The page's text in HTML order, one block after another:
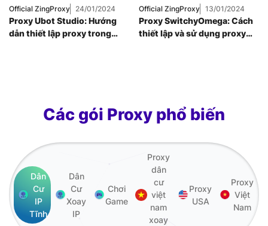
Nam,
Uncategorized
Official ZingProxy 24/01/2024
Proxy Ubot Studio: Hướng
dẫn thiết lập proxy trong
Nam,
Uncategorized
Official ZingProxy 13/01/2024
Proxy SwitchyOmega: Cách
thiết lập và sử dụng proxy
Các gói Proxy phổ biến
Dân
Cư
IP
Tĩnh
Dân
Cư
Xoay
IP
Chơi
Game
Proxy
dân
cư
việt
nam
xoay
Proxy
USA
Proxy
Việt
Nam